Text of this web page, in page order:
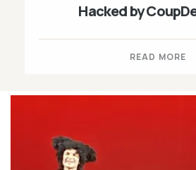
Hacked by
READ MORE